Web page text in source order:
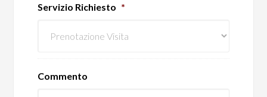
Servizio Richiesto *
Commento